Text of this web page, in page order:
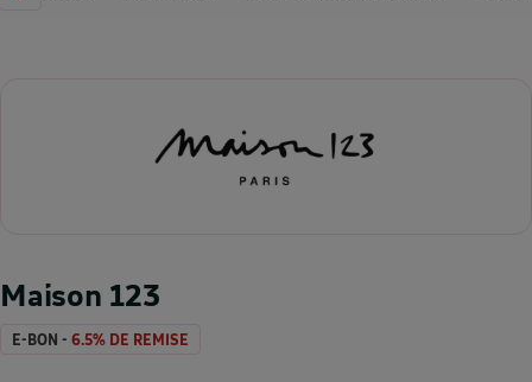
Maison 123
E-BON - 6.5% DE REMISE